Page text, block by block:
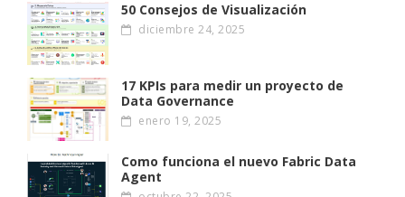
50 Consejos de Visualización
diciembre 24, 2025
17 KPIs para medir un proyecto de
Data Governance
enero 19, 2025
Como funciona el nuevo Fabric Data
Agent